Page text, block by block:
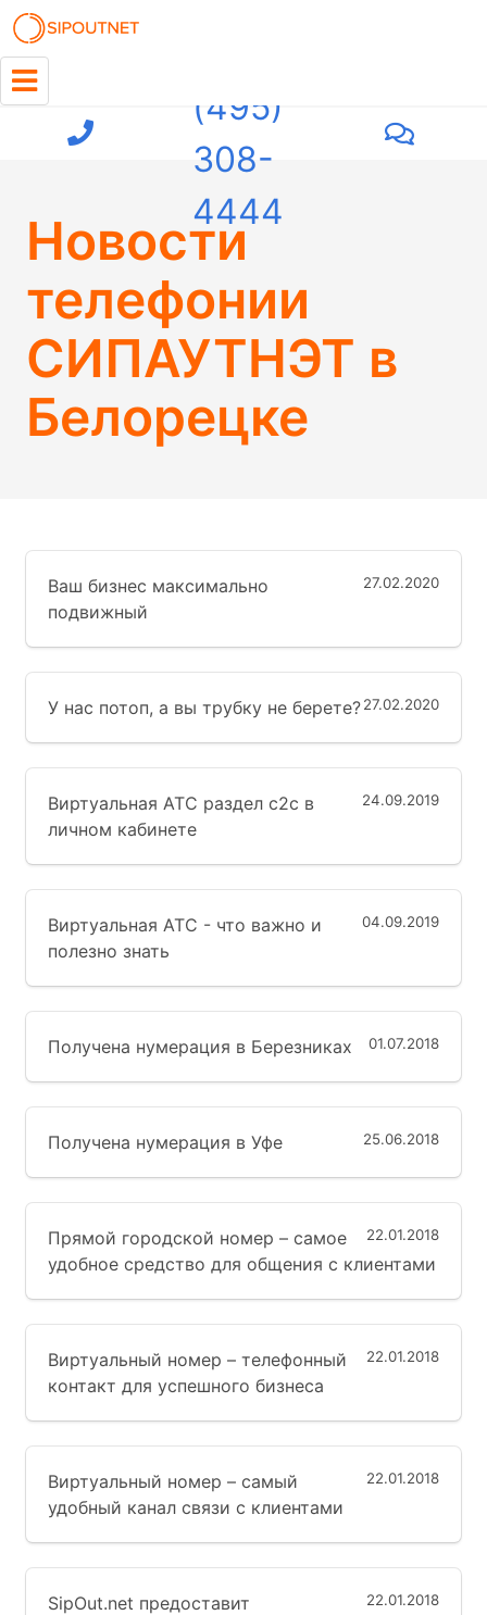
(495)
308-
4444
Новости
телефонии
СИПАУТНЭТ в
Белорецке
27.02.2020
Ваш бизнес максимально
подвижный
27.02.2020
У нас потоп, а вы трубку не берете?
24.09.2019
Виртуальная АТС раздел с2с в
личном кабинете
04.09.2019
Виртуальная АТС - что важно и
полезно знать
01.07.2018
Получена нумерация в Березниках
25.06.2018
Получена нумерация в Уфе
22.01.2018
Прямой городской номер – самое
удобное средство для общения с клиентами
22.01.2018
Виртуальный номер – телефонный
контакт для успешного бизнеса
22.01.2018
Виртуальный номер – самый
удобный канал связи с клиентами
22.01.2018
SipOut.net предоставит